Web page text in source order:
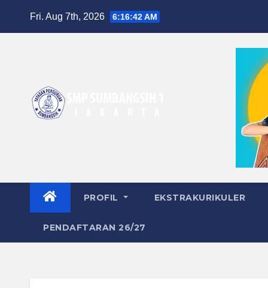
Fri. Aug 7th, 2026 6:16:42 AM
PROFIL EKSTRAKURIKULER
PENDAFTARAN 26/27